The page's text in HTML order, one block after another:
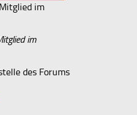
im
im
des Forums